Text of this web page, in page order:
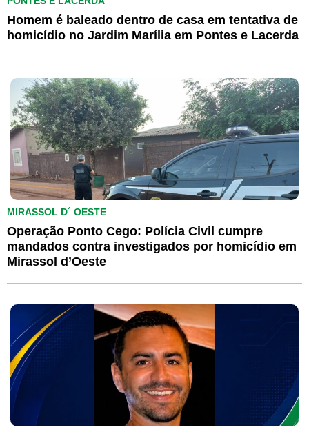
Homem é baleado dentro de casa em tentativa de
homicídio no Jardim Marília em Pontes e Lacerda
MIRASSOL D´ OESTE
Operação Ponto Cego: Polícia Civil cumpre
mandados contra investigados por homicídio em
Mirassol d’Oeste